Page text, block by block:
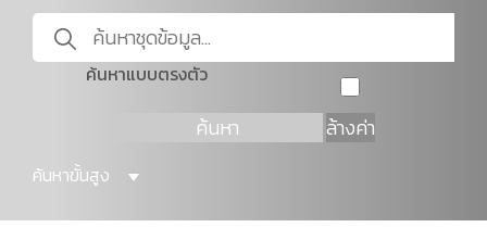
ค้นหาแบบตรงตัว
ค้นหา ล้างค่า
ค้นหาขั้นสูง